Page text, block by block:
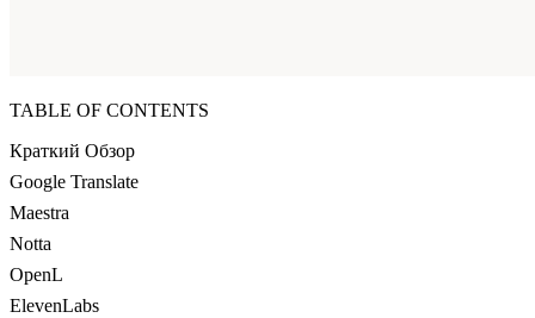
TABLE OF CONTENTS
Краткий Обзор
Google Translate
Maestra
Notta
OpenL
ElevenLabs